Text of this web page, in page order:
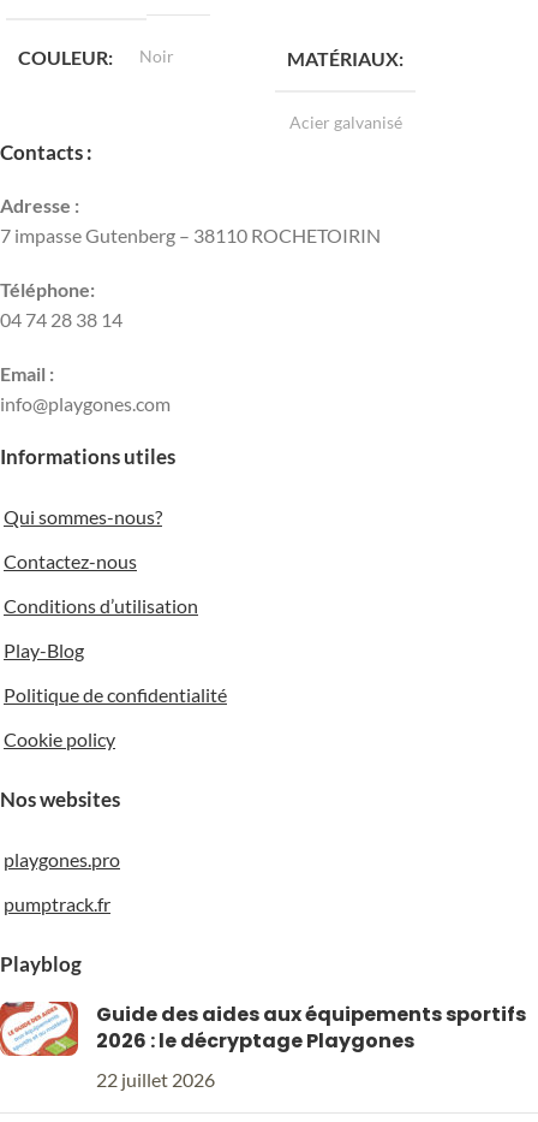
COULEUR Noir
MATÉRIAUX
Acier galvanisé
Contacts :
Adresse :
7 impasse Gutenberg – 38110 ROCHETOIRIN
Téléphone:
04 74 28 38 14
Email :
info@playgones.com
Informations utiles
Qui sommes-nous?
Contactez-nous
Conditions d’utilisation
Play-Blog
Politique de confidentialité
Cookie policy
Nos websites
playgones.pro
pumptrack.fr
Playblog
Guide des aides aux équipements sportifs
2026 : le décryptage Playgones
22 juillet 2026